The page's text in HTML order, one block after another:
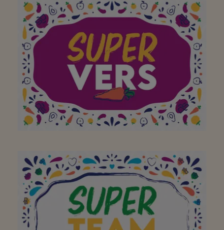
voor de lekkere verse
pistolets op zondag en
de heerlijke
koffiekoeken
voor de lekkere verse
pistolets op zondag en
de heerlijke
koffiekoeken